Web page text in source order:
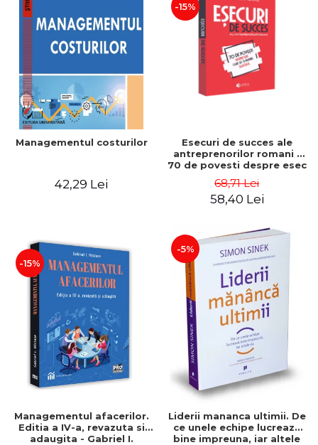
Managementul costurilor
42,29 Lei
-15%
Esecuri de succes ale
antreprenorilor romani -
70 de povesti despre esec
68,71 Lei
58,40 Lei
-15%
Managementul afacerilor.
Editia a IV-a, revazuta si
adaugita - Gabriel I.
-5%
Liderii mananca ultimii. De
ce unele echipe lucreaza
bine impreuna, iar altele